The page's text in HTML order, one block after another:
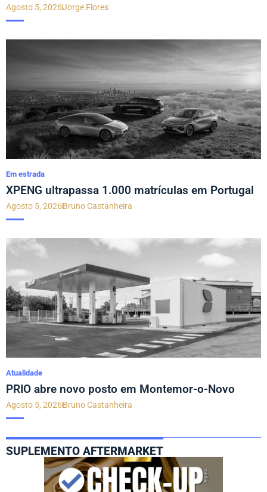
Agosto 5, 2026Jorge Flores
Em estrada
XPENG ultrapassa 1.000 matrículas em Portugal
Agosto 5, 2026Bruno Castanheira
Atualidade
PRIO abre novo posto em Montemor-o-Novo
Agosto 5, 2026Bruno Castanheira
SUPLEMENTO AFTERMARKET